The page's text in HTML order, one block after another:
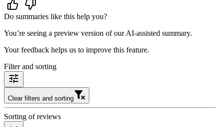
Do summaries like this help you?
You’re seeing a preview version of our AI-assisted summary.
Your feedback helps us to improve this feature.
Filter and sorting
Clear filters and sorting
Sorting of reviews